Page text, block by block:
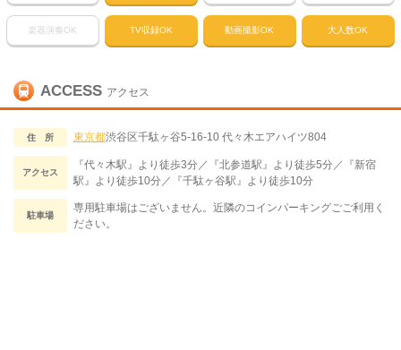
楽器演奏OK TV収録OK 動画撮影OK 大人数OK
ACCESS アクセス
住 所 東京都渋谷区千駄ヶ谷5-16-10 代々木エアハイツ804
アクセス
『代々木駅』より徒歩3分／『北参道駅』より徒歩5分／『新宿
駅』より徒歩10分／『千駄ヶ谷駅』より徒歩10分
駐車場
専用駐車場はございません。近隣のコインパーキングごご利用く
ださい。